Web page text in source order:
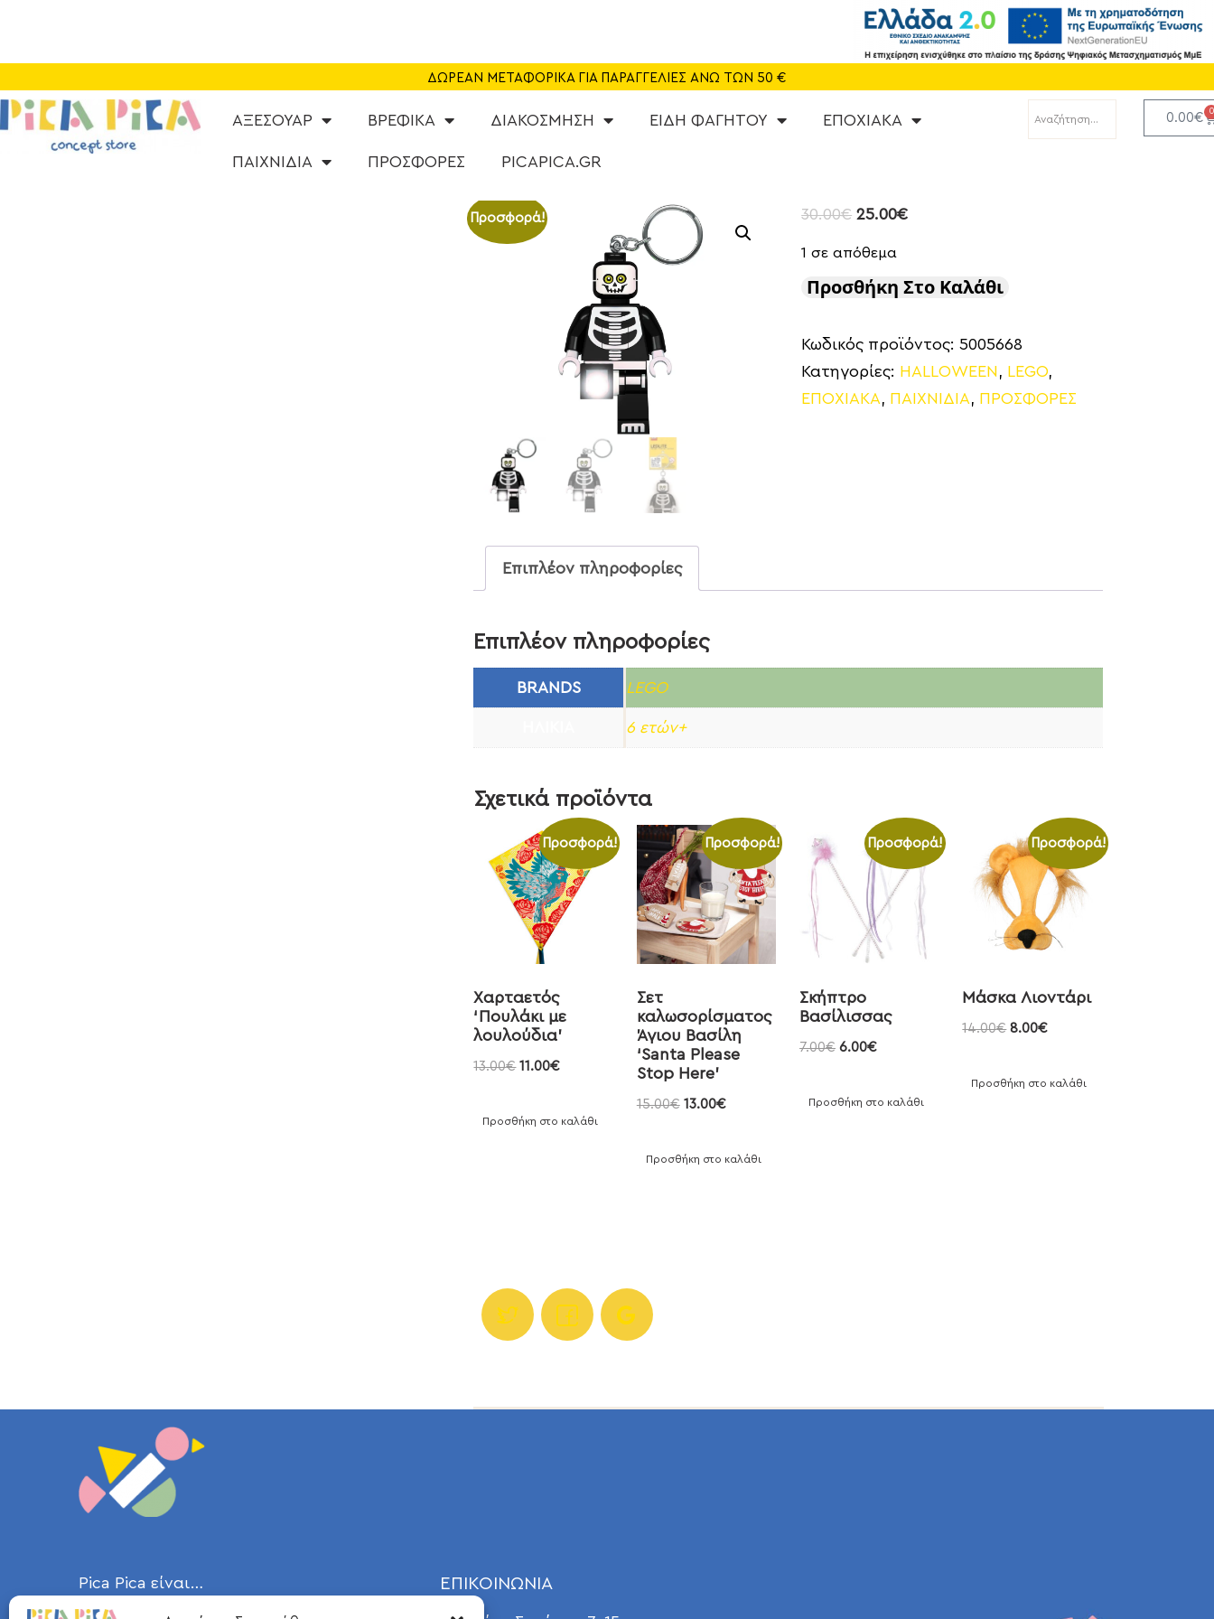
ΔΩΡΕΑΝ ΜΕΤΑΦΟΡΙΚΑ ΓΙΑ ΠΑΡΑΓΓΕΛΙΕΣ ΑΝΩ ΤΩΝ 50 €
ΑΞΕΣΟΥΑΡ ΒΡΕΦΙΚΑ ΔΙΑΚΟΣΜΗΣΗ ΕΙΔΗ ΦΑΓΗΤΟΥ ΕΠΟΧΙΑΚΑ
ΠΑΙΧΝΙΔΙΑ ΠΡΟΣΦΟΡΕΣ PICAPICA.GR
0.00€ 0
CAFE
NEA
ΕΠΙΚΟΙΝΩΝΙΑ
Προσφορά! 30.00€ 25.00€
1 σε απόθεμα
Προσθήκη Στο Καλάθι
Κωδικός προϊόντος:5005668
Κατηγορίες: HALLOWEEN, LEGO,
ΕΠΟΧΙΑΚΑ, ΠΑΙΧΝΙΔΙΑ, ΠΡΟΣΦΟΡΕΣ
Επιπλέον πληροφορίες
Επιπλέον πληροφορίες
BRANDS LEGO
6 ετών+
Σχετικά προϊόντα
Προσφορά!
Χαρταετός
‘Πουλάκι με
λουλούδια’
13.00€ 11.00€
Προσθήκη στο καλάθι
Προσφορά!
Σετ
καλωσορίσματος
Άγιου Βασίλη
‘Santa Please
Stop Here’
15.00€ 13.00€
Προσθήκη στο καλάθι
Προσφορά!
Σκήπτρο
Βασίλισσας
7.00€ 6.00€
Προσθήκη στο καλάθι
Προσφορά!
Μάσκα Λιοντάρι
14.00€ 8.00€
Προσθήκη στο καλάθι
Pica Pica είναι… ΕΠΙΚΟΙΝΩΝΙΑ